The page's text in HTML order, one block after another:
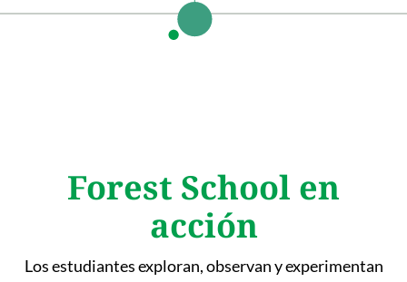
Forest School en
acción
Los estudiantes exploran, observan y experimentan